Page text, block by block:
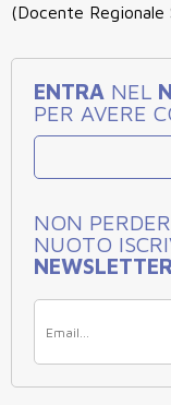
(Docente Regionale
ENTRA NEL
PER AVERE
NON
NUOTO
NEWSLETTER